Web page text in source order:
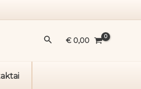
Paieška
€ 0,00